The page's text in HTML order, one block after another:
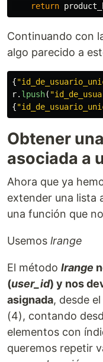
return
Continuando con
algo parecido a
{"
r. lpush( "
{"
Obtener
asociada a
Ahora que ya
extender una lista
una función que
Usemos lrange
El método lrange
(user_id) y nos
asignada, desde
(4), contando
elementos con
queremos repetir